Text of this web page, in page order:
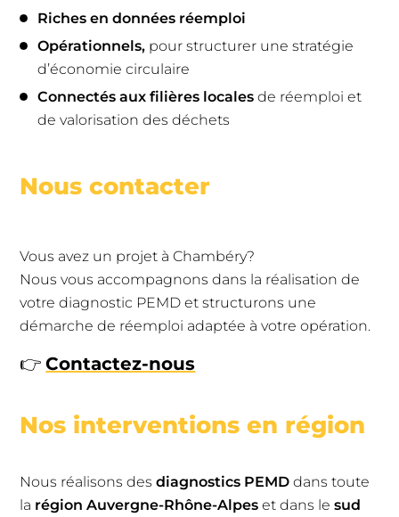
Riches en données réemploi
Opérationnels, pour structurer une stratégie
d’économie circulaire
Connectés aux filières locales de réemploi et
de valorisation des déchets
Nous contacter
Vous avez un projet à Chambéry?
Nous vous accompagnons dans la réalisation de
votre diagnostic PEMD et structurons une
démarche de réemploi adaptée à votre opération.
👉Contactez-nous
Nos interventions en région
Nous réalisons desdiagnostics PEMD dans toute
la région Auvergne-Rhône-Alpeset dans lesud